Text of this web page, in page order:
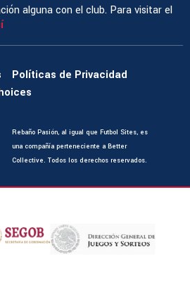
alguna con el club. Para visitar el
Políticas de Privacidad
Rebaño Pasión, al igual que Futbol Sites, es
una compañía perteneciente a Better
Collective. Todos los derechos reservados.